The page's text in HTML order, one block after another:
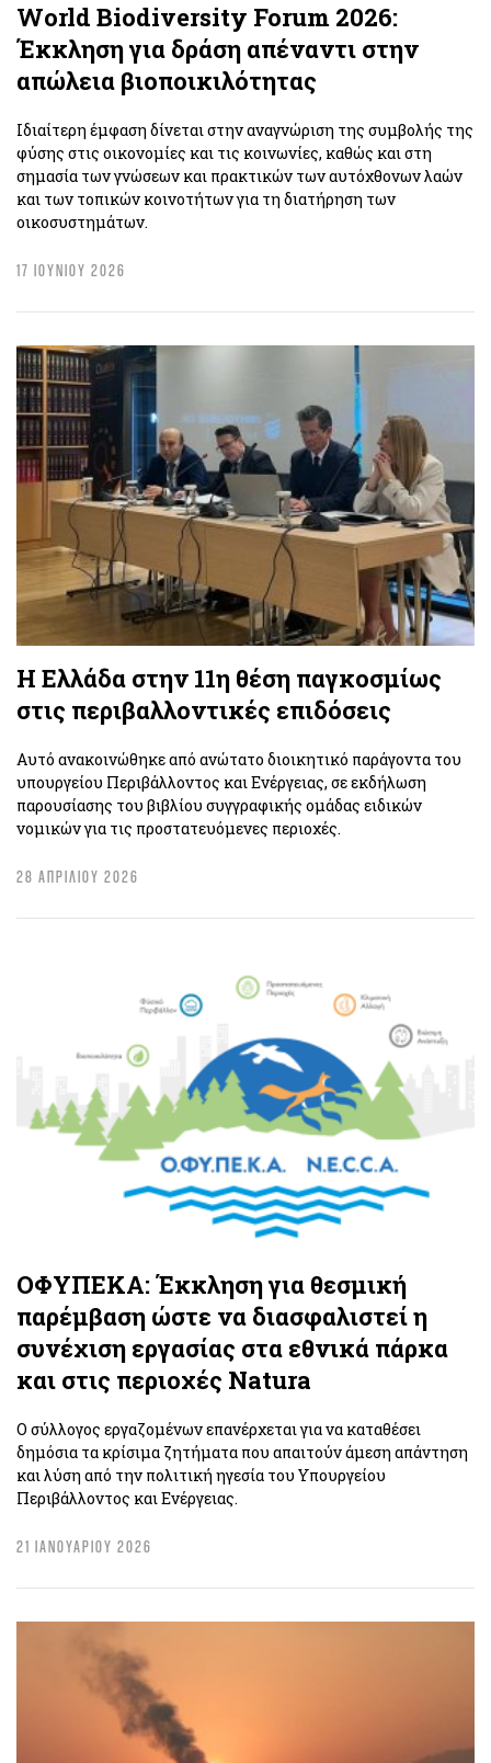
World Biodiversity Forum 2026:
Έκκληση για δράση απέναντι στην
απώλεια βιοποικιλότητας
Ιδιαίτερη έμφαση δίνεται στην αναγνώριση της συμβολής της
φύσης στις οικονομίες και τις κοινωνίες, καθώς και στη
σημασία των γνώσεων και πρακτικών των αυτόχθονων λαών
και των τοπικών κοινοτήτων για τη διατήρηση των
οικοσυστημάτων.
17 ΙΟΥΝΙΟΥ 2026
Η Ελλάδα στην 11η θέση παγκοσμίως
στις περιβαλλοντικές επιδόσεις
Αυτό ανακοινώθηκε από ανώτατο διοικητικό παράγοντα του
υπουργείου Περιβάλλοντος και Ενέργειας, σε εκδήλωση
παρουσίασης του βιβλίου συγγραφικής ομάδας ειδικών
νομικών για τις προστατευόμενες περιοχές.
28 ΑΠΡΙΛΙΟΥ 2026
ΟΦΥΠΕΚΑ: Έκκληση για θεσμική
παρέμβαση ώστε να διασφαλιστεί η
συνέχιση εργασίας στα εθνικά πάρκα
και στις περιοχές Natura
O σύλλογος εργαζομένων επανέρχεται για να καταθέσει
δημόσια τα κρίσιμα ζητήματα που απαιτούν άμεση απάντηση
και λύση από την πολιτική ηγεσία του Υπουργείου
Περιβάλλοντος και Ενέργειας.
21 ΙΑΝΟΥΑΡΙΟΥ 2026